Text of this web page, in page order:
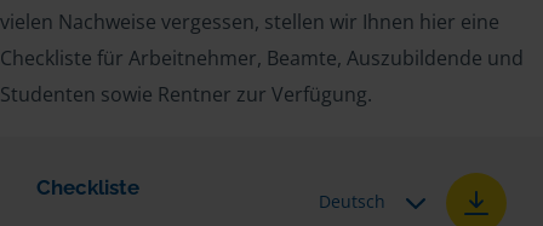
vielen Nachweise vergessen, stellen wir Ihnen hier eine
Checkliste für Arbeitnehmer, Beamte, Auszubildende und
Studenten sowie Rentner zur Verfügung.
Checkliste
Deutsch